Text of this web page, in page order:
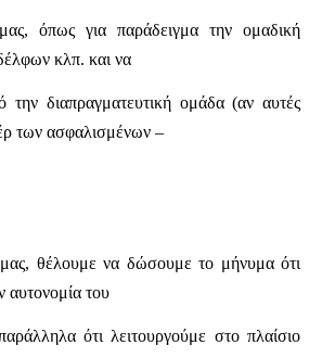
όπως για παράδειγμα την ομαδική
κλπ. και να
διαπραγματευτική ομάδα (αν αυτές
των ασφαλισμένων –
θέλουμε να δώσουμε το μήνυμα ότι
αυτονομία του
ότι λειτουργούμε στο πλαίσιο